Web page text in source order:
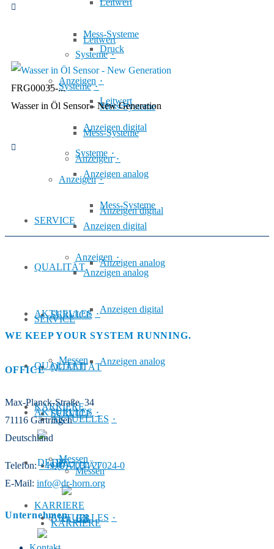
Systeme
Mess-Systeme
Anzeigen
Anzeigen digital
Anzeigen analog
SERVICE
QUALITÄT
AKTUELLES
Messen
KARRIERE
Mess-Systeme
Anzeigen
Anzeigen digital
Anzeigen analog
SERVICE
QUALITÄT
AKTUELLES
Messen
KARRIERE
DE
EN
Druck
Leitwert
Systeme
Mess-Systeme
Anzeigen
Anzeigen digital
Anzeigen analog
SERVICE
QUALITÄT
AKTUELLES
Leitwert
Systeme
Mess-Systeme
Anzeigen
Anzeigen digital
Anzeigen analog
SERVICE
QUALITÄT
AKTUELLES
Messen
KARRIERE
FRG00035-...
Wasser in Öl Sensor - New Generation
WE KEEP YOUR SYSTEM RUNNING.
OFFICE
Max-Planck-Straße 34
71116 Gärtringen
Deutschland
Telefon:+49 (0) 7034 27024-0
E-Mail: info@dr-horn.org
Unternehmen